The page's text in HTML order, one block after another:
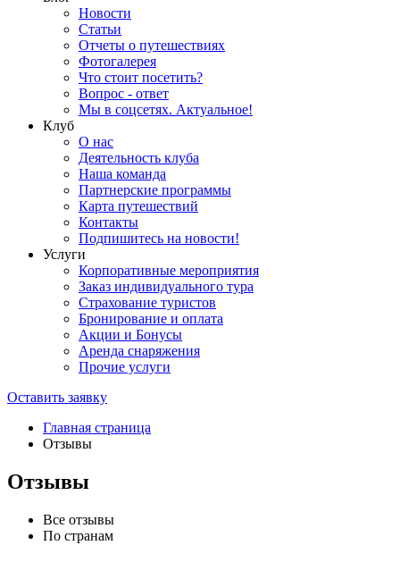
Новости
Статьи
Отчеты о путешествиях
Фотогалерея
Что стоит посетить?
Вопрос - ответ
Мы в соцсетях. Актуальное!
Клуб
О нас
Деятельность клуба
Наша команда
Партнерские программы
Карта путешествий
Контакты
Подпишитесь на новости!
Услуги
Корпоративные мероприятия
Заказ индивидуального тура
Страхование туристов
Бронирование и оплата
Акции и Бонусы
Аренда снаряжения
Прочие услуги
Оставить заявку
Главная страница
Отзывы
Отзывы
Все отзывы
По странам